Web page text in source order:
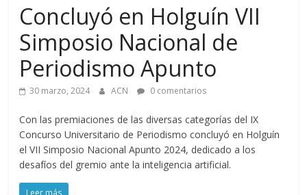
Concluyó en Holguín VII
Simposio Nacional de
Periodismo Apunto
30 marzo, 2024 ACN 0 comentarios
Con las premiaciones de las diversas categorías del IX
Concurso Universitario de Periodismo concluyó en Holguín
el VII Simposio Nacional Apunto 2024, dedicado a los
desafíos del gremio ante la inteligencia artificial.
Leer más